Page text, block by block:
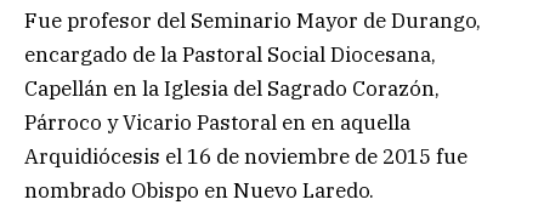
Fue profesor del Seminario Mayor de Durango,
encargado de la Pastoral Social Diocesana,
Capellán en la Iglesia del Sagrado Corazón,
Párroco y Vicario Pastoral en en aquella
Arquidiócesis el 16 de noviembre de 2015 fue
nombrado Obispo en Nuevo Laredo.